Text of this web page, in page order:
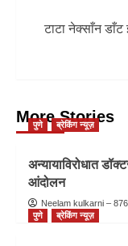
टाटा नेक्साँन
More Stories
पुणे ब्रेकिंग न्यूज़
अन्यायाविरोधात
आंदोलन
Neelam kulkarni –
पुणे
ब्रेकिंग न्यूज़